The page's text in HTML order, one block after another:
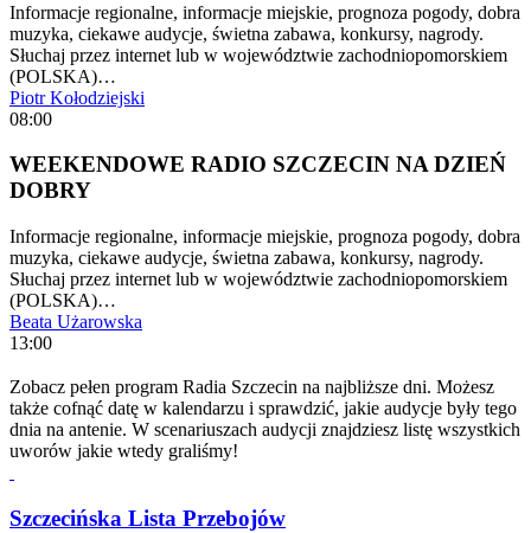
Informacje regionalne, informacje miejskie, prognoza pogody, dobra
muzyka, ciekawe audycje, świetna zabawa, konkursy, nagrody.
Słuchaj przez internet lub w województwie zachodniopomorskiem
(POLSKA)…
Piotr Kołodziejski
08:00
WEEKENDOWE RADIO SZCZECIN NA DZIEŃ
DOBRY
Informacje regionalne, informacje miejskie, prognoza pogody, dobra
muzyka, ciekawe audycje, świetna zabawa, konkursy, nagrody.
Słuchaj przez internet lub w województwie zachodniopomorskiem
(POLSKA)…
Beata Użarowska
13:00
Zobacz pełen program Radia Szczecin na najbliższe dni. Możesz
także cofnąć datę w kalendarzu i sprawdzić, jakie audycje były tego
dnia na antenie. W scenariuszach audycji znajdziesz listę wszystkich
uworów jakie wtedy graliśmy!
Szczecińska Lista Przebojów